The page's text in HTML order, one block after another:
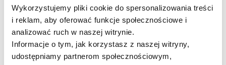
Wykorzystujemy pliki cookie do spersonalizowania treści
i reklam, aby oferować funkcje społecznościowe i
analizować ruch w naszej witrynie.
Informacje o tym, jak korzystasz z naszej witryny,
udostępniamy partnerom społecznościowym,
Połączenie stylu i funkcjonalności
Police Soul PL.PEWGK0053902-SET to zegarek, który
łączy nowoczesny design z praktycznymi funkcjami
chronografu i datownika. Wyrazista kolorystyka i